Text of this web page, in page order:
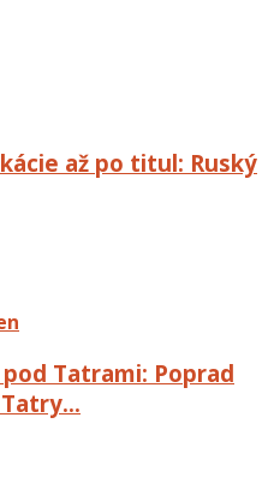
až po titul: Ruský
Tatrami: Poprad